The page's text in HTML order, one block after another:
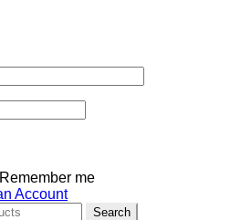
Remember me
Account
Search